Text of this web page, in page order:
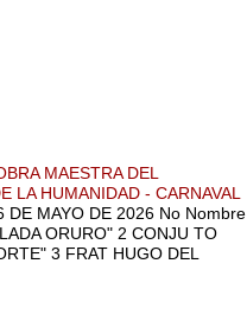
MAESTRA DEL
LA HUMANIDAD - CARNAVAL
DE MAYO DE 2026 No Nombre
ORURO" 2 CONJU TO
3 FRAT HUGO DEL